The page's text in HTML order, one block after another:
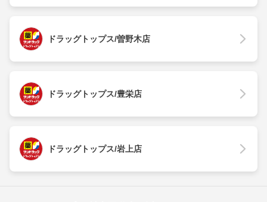
ドラッグトップス/曽野木店
ドラッグトップス/豊栄店
ドラッグトップス/岩上店